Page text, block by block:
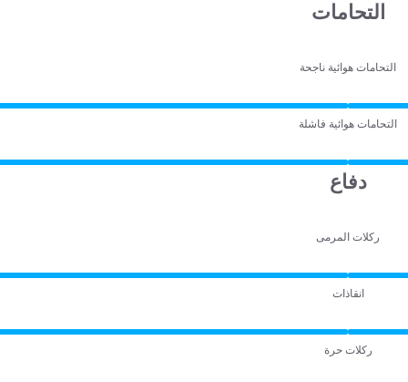
التحامات
التحامات هوائية ناجحة
التحامات هوائية فاشلة
دفاع
ركلات المرمى
انقاذات
ركلات حرة